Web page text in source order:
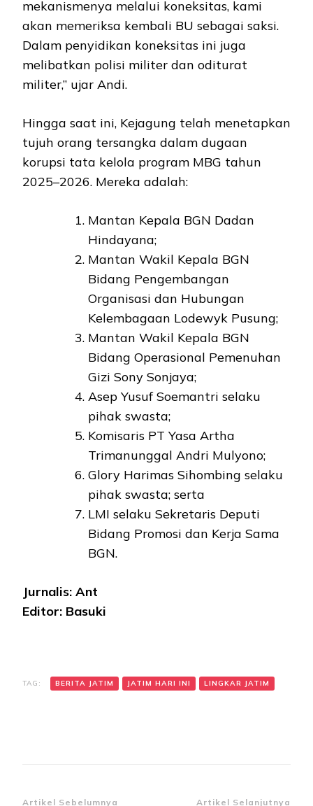
mekanismenya melalui koneksitas, kami
akan memeriksa kembali BU sebagai saksi.
Dalam penyidikan koneksitas ini juga
melibatkan polisi militer dan oditurat
militer,” ujar Andi.
Hingga saat ini, Kejagung telah menetapkan
tujuh orang tersangka dalam dugaan
korupsi tata kelola program MBG tahun
2025–2026. Mereka adalah:
Mantan Kepala BGN Dadan
Hindayana;
Mantan Wakil Kepala BGN
Bidang Pengembangan
Organisasi dan Hubungan
Kelembagaan Lodewyk Pusung;
Mantan Wakil Kepala BGN
Bidang Operasional Pemenuhan
Gizi Sony Sonjaya;
Asep Yusuf Soemantri selaku
pihak swasta;
Komisaris PT Yasa Artha
Trimanunggal Andri Mulyono;
Glory Harimas Sihombing selaku
pihak swasta; serta
LMI selaku Sekretaris Deputi
Bidang Promosi dan Kerja Sama
BGN.
Jurnalis: Ant
Editor: Basuki
TAG: BERITA JATIM JATIM HARI INI LINGKAR JATIM
Artikel Sebelumnya Artikel Selanjutnya